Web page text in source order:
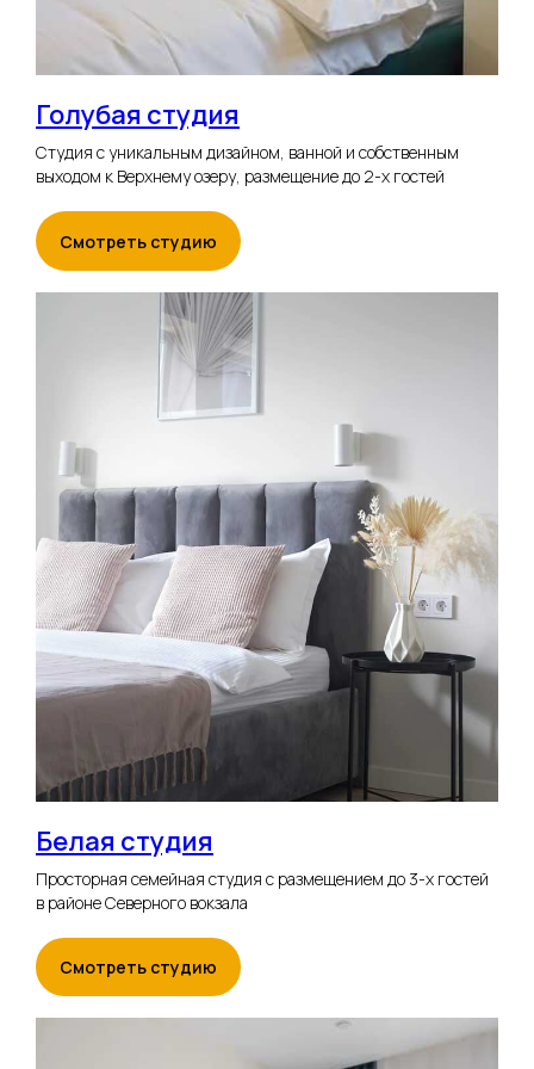
Голубая студия
Студия с уникальным дизайном, ванной и собственным
выходом к Верхнему озеру, размещение до 2-х гостей
Смотреть студию
Белая студия
Просторная семейная студия с размещением до 3-х гостей
в районе Северного вокзала
Смотреть студию
Связаться с нами
Забронировать